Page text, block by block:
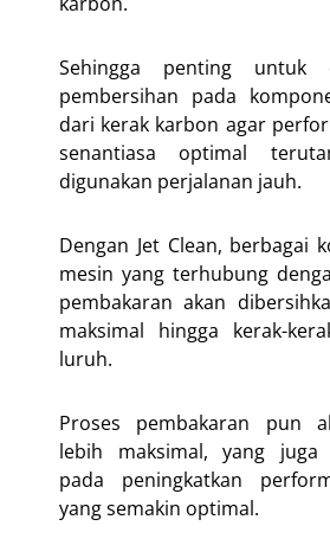
Sehingga penting untuk
pembersihan pada
dari kerak karbon agar
senantiasa optimal
digunakan perjalanan jauh.
Dengan Jet Clean, berbagai
mesin yang terhubung
pembakaran akan
maksimal hingga kerak-
luruh.
Proses pembakaran pun
lebih maksimal, yang juga
pada peningkatkan
yang semakin optimal.